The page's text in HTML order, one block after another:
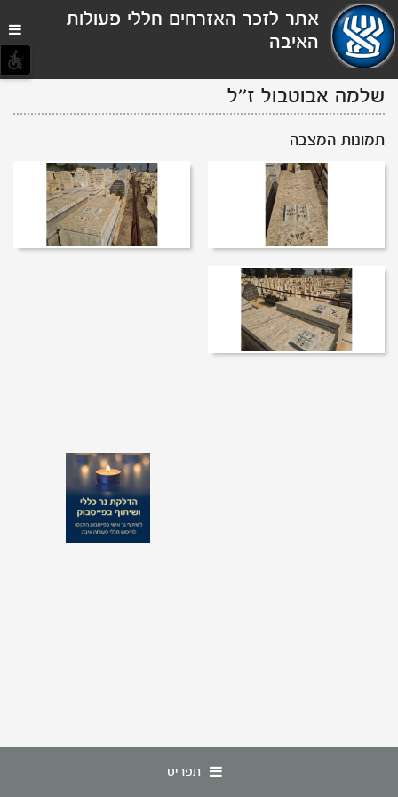
תפריט
נגישות
אתר לזכר האזרחים חללי פעולות
האיבה
שלמה אבוטבול ז''ל
תמונות המצבה
תפריט